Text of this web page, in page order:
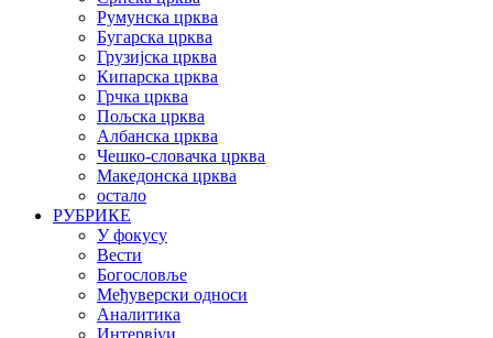
Румунска црква
Бугарска црква
Грузијска црква
Кипарска црква
Грчка црква
Пољска црква
Албанска црква
Чешко-словачка црква
Македонска црква
остало
РУБРИКЕ
У фокусу
Вести
Богословље
Међуверски односи
Аналитика
Интервјуи